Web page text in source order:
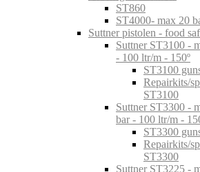
ST860
ST4000- max 20
Suttner pistolen - food
Suttner ST3100 -
- 100 ltr/m - 150º
ST3100
Repairkits/
ST3100
Suttner ST3300 -
bar - 100 ltr/m -
ST3300
Repairkits/
ST3300
Suttner ST3225 -